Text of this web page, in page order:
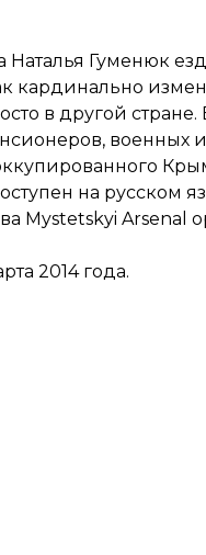
Наталья Гуменюк
кардинально
в другой
на русском
Mystetskyi Arsenal
2014 года.